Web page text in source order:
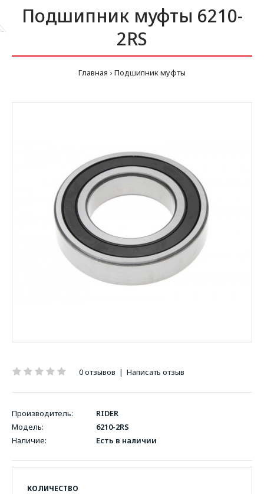
Подшипник муфты 6210-
2RS
Главная Подшипник муфты
0 отзывов | Написать отзыв
Производитель:
RIDER
Модель:
6210-2RS
Наличие:
Есть в наличии
КОЛИЧЕСТВО